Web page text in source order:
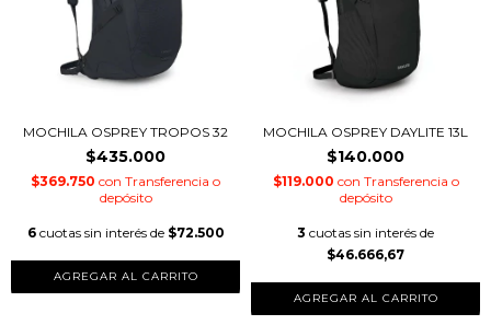
MOCHILA OSPREY TROPOS 32
$435.000
$369.750 con Transferencia o
depósito
6 cuotas sin interés de $72.500
MOCHILA OSPREY DAYLITE 13L
$140.000
$119.000 con Transferencia o
depósito
3 cuotas sin interés de
$46.666,67